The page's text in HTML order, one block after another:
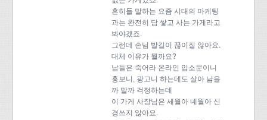
흔히들 말하는 요즘 시대의 마케팅
과는 완전히 담 쌓고 사는 가게라고
봐야겠죠.
그런데 손님 발길이 끊이질 않아요.
대체 이유가 뭘까요?
남들은 죽어라 온라인 입소문이니
홍보니, 광고니 하는데도 살아 남을
까 말까 걱정하는데
이 가게 사장님은 세월아 네월아 신
경쓰지 않아요.